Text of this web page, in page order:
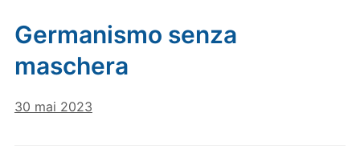
Germanismo senza
maschera
30 mai 2023